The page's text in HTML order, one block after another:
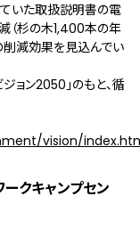
いた取扱説明書の電
（杉の木1,400本の年
削減効果を見込んでい
ョン2050」のもと、循
vision/
クキャンプセン